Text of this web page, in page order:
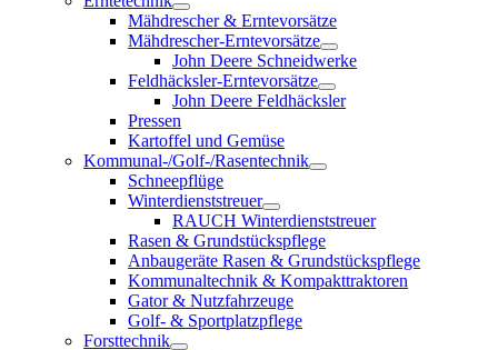
Mähdrescher & Erntevorsätze
Mähdrescher-Erntevorsätze
John Deere Schneidwerke
Feldhäcksler-Erntevorsätze
John Deere Feldhäcksler
Pressen
Kartoffel und Gemüse
Kommunal-/Golf-/Rasentechnik
Schneepflüge
Winterdienststreuer
RAUCH Winterdienststreuer
Rasen & Grundstückspflege
Anbaugeräte Rasen & Grundstückspflege
Kommunaltechnik & Kompakttraktoren
Gator & Nutzfahrzeuge
Golf- & Sportplatzpflege
Forsttechnik